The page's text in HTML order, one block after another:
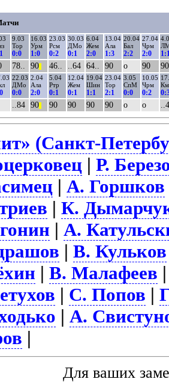
9.03
Тор
0:0
16.03
Урм
1:0
23.03
Рсм
0:2
30.03
ДМо
0:1
6.04
Жем
2:0
13.04
Ала
1:3
20.04
Бал
2:2
27.04
Чрм
2:0
78.. 90 46.. ..64 64.. 90 о 90 90
22.03
ДМо
0:0
2.04
Ала
2:0
5.04
Ртр
0:1
12.04
Жем
0:1
19.04
Шин
1:1
23.04
Тор
2:1
3.05
СпМ
0:0
10.05
Чрм
0:2
..84 90 90 90 90 90 о о
(Санкт-
|Р.
|А. Горшков
|К.
|А.
|В. Кульков
|В. Малафеев
| С. Попов |
|А.
|
Для ваших